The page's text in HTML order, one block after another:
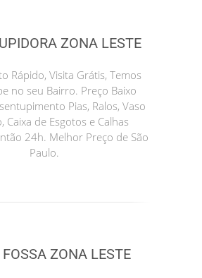
ZONA LESTE
Rápido, Visita Grátis, Temos
no seu Bairro. Preço Baixo
Pias, Ralos, Vaso
Caixa de Esgotos e Calhas
24h. Melhor Preço de São
Paulo.
ZONA LESTE